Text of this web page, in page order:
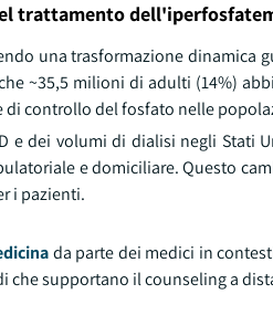
trattamento
una trasformazione dinamica
~35,5 milioni di adulti (14%)
controllo del fosfato nelle
e dei volumi di dialisi negli
e domiciliare. Questo
i pazienti.
da parte dei medici in
che supportano il counseling a